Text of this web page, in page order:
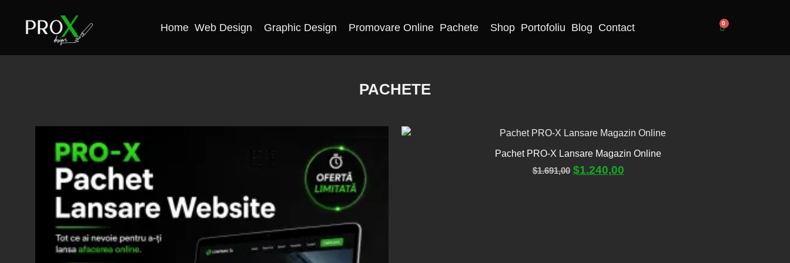
Home Web Design Graphic Design Promovare Online Pachete Shop Portofoliu Blog Contact 0
PACHETE
Pachet PRO-X Lansare Magazin Online
$1.691,00 $1.240,00